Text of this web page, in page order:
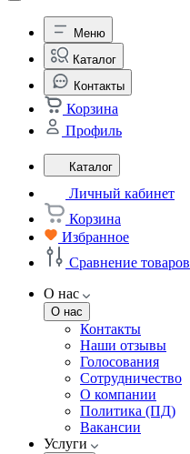
Меню
Каталог
Контакты
Корзина
Профиль
Каталог
Личный кабинет
Корзина
Избранное
Сравнение товаров
О нас
О нас
Контакты
Наши отзывы
Голосования
Сотрудничество
О компании
Политика (ПД)
Вакансии
Услуги